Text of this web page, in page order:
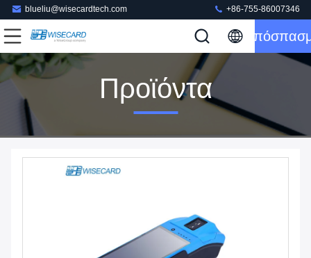
blueliu@wisecardtech.com +86-755-86007346
Προϊόντα